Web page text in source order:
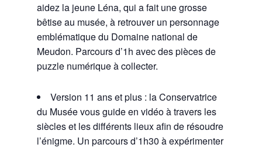
aidez la jeune Léna, qui a fait une grosse
bêtise au musée, à retrouver un personnage
emblématique du Domaine national de
Meudon. Parcours d’1h avec des pièces de
puzzle numérique à collecter.
Version 11 ans et plus : la Conservatrice
du Musée vous guide en vidéo à travers les
siècles et les différents lieux afin de résoudre
l’énigme. Un parcours d’1h30 à expérimenter